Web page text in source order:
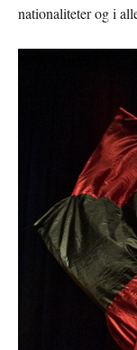
nationaliteter og i